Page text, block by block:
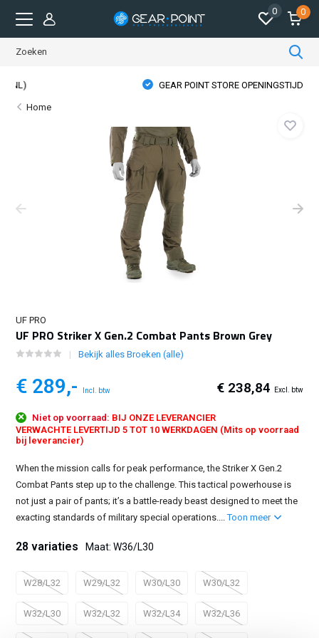
0 0
GEAR POINT STORE OPENINGSTIJDEN
Home
UF PRO
UF PRO Striker X Gen.2 Combat Pants Brown Grey
Bekijk alles Broeken (alle)
€ 289,- Incl. btw € 238,84 Excl. btw
Niet op voorraad: BIJ ONZE LEVERANCIER
VERWACHTE LEVERTIJD 5 TOT 10 WERKDAGEN (Mits op voorraad
bij leverancier)
When the mission calls for peak performance, the Striker X Gen.2
Combat Pants step up to the challenge. This tactical powerhouse is
not just a pair of pants; it’s a battle-ready beast designed to meet the
exacting standards of military special operations....Toon meer
28 variaties Maat: W36/L30
W28/L32 W29/L32 W30/L30 W30/L32
W32/L30 W32/L32 W32/L34 W32/L36